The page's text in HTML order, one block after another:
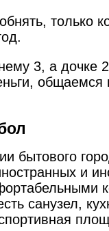
только
3, а дочке
общаемся
бытового
и
санузел,